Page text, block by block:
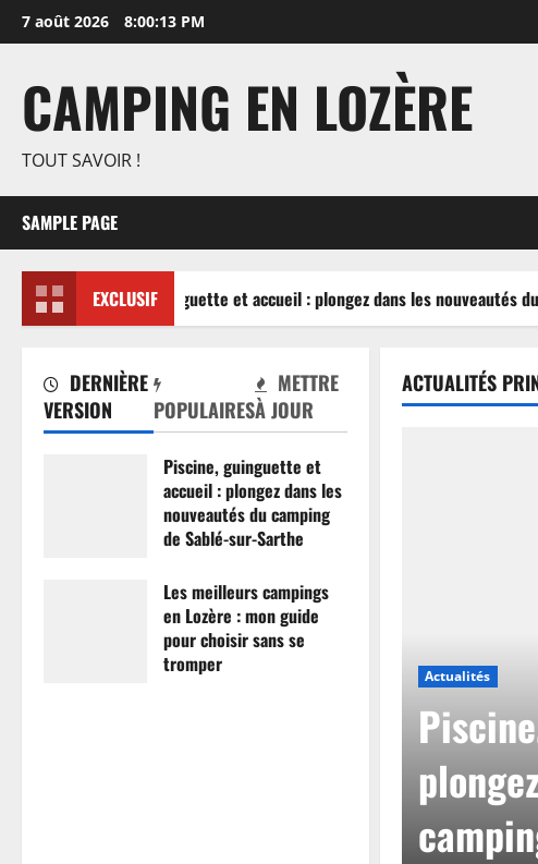
Aller
au
7 août 2026 8:00:14 PM
CAMPING EN LOZÈRE
TOUT SAVOIR !
SAMPLE PAGE
EXCLUSIF
Piscine, guinguette et accueil : plongez dans les nouveautés du
DERNIÈRE
VERSION
POPULAIRES
METTRE
À JOUR
Piscine, guinguette et
accueil : plongez dans les
nouveautés du camping
de Sablé-sur-Sarthe
Les meilleurs campings
en Lozère : mon guide
pour choisir sans se
tromper
ACTUALITÉS
Actualités